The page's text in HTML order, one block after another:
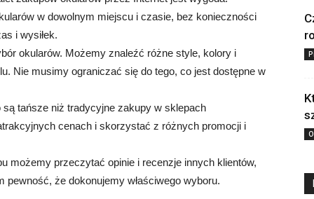
w dowolnym miejscu i czasie, bez konieczności
i wysiłek.
okularów. Możemy znaleźć różne style, kolory i
Nie musimy ograniczać się do tego, co jest dostępne w
tańsze niż tradycyjne zakupy w sklepach
cenach i skorzystać z różnych promocji i
możemy przeczytać opinie i recenzje innych klientów,
pewność, że dokonujemy właściwego wyboru.